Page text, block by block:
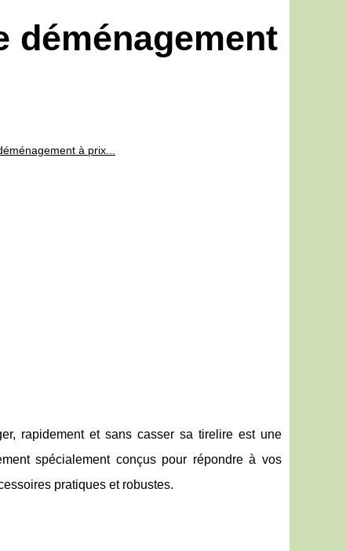
déménagement
à prix...
rapidement et sans casser sa tirelire est une
spécialement conçus pour répondre à vos
pratiques et robustes.